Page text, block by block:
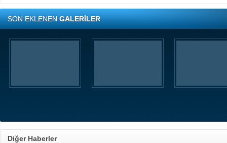
SON EKLENENGALERİLER
Diğer Haberler